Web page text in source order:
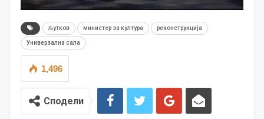
љутков министер за култура реконструкција
Универзална сала
1,496
Сподели